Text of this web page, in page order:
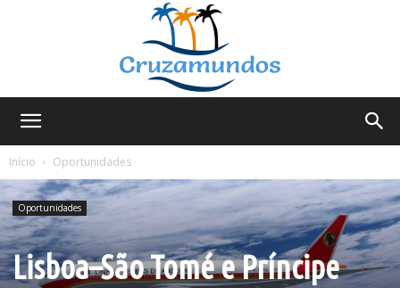
Início
Oportunidades
Oportunidades
Lisboa–São Tomé e Príncipe